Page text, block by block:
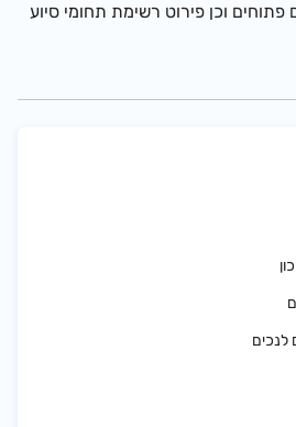
וכן פירוט רשימת תחומי סיוע